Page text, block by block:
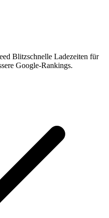
Blitzschnelle Ladezeiten für
Google-Rankings.